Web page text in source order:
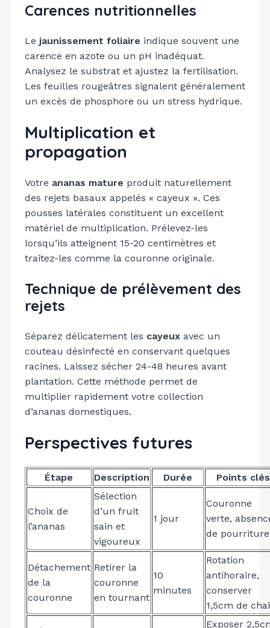
Carences nutritionnelles
Le jaunissement foliaire indique souvent une
carence en azote ou un pH inadéquat.
Analysez le substrat et ajustez la fertilisation.
Les feuilles rougeâtres signalent généralement
un excès de phosphore ou un stress hydrique.
Multiplication et
propagation
Votre ananas mature produit naturellement
des rejets basaux appelés « cayeux ». Ces
pousses latérales constituent un excellent
matériel de multiplication. Prélevez-les
lorsqu’ils atteignent 15-20 centimètres et
traitez-les comme la couronne originale.
Technique de prélèvement des
rejets
Séparez délicatement les cayeuxavec un
couteau désinfecté en conservant quelques
racines. Laissez sécher 24-48 heures avant
plantation. Cette méthode permet de
multiplier rapidement votre collection
d’ananas domestiques.
Perspectives futures
Étape Description Durée Points clés
Choix de
l’ananas
Sélection
d’un fruit
sain et
vigoureux
1 jour
Couronne
verte,
de pourriture
Détachement
de la
couronne
Retirer la
couronne
en tournant
10
minutes
Rotation
antihoraire,
conserver
1,5cm de
Exposer